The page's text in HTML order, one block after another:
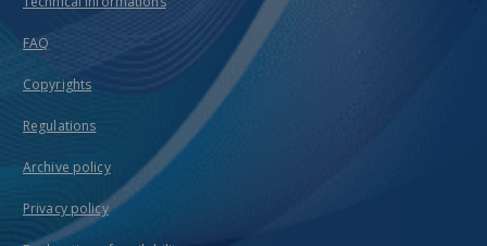
FAQ
Copyrights
Regulations
Archive policy
Privacy policy